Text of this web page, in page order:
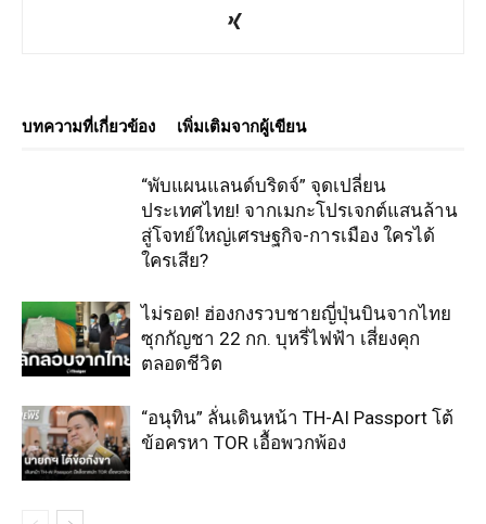
บทความที่เกี่ยวข้อง เพิ่มเติมจากผู้เขียน
“พับแผนแลนด์บริดจ์” จุดเปลี่ยน
ประเทศไทย! จากเมกะโปรเจกต์แสนล้าน
สู่โจทย์ใหญ่เศรษฐกิจ-การเมือง ใครได้
ใครเสีย?
ไม่รอด! ฮ่องกงรวบชายญี่ปุ่นบินจากไทย
ซุกกัญชา 22 กก. บุหรี่ไฟฟ้า เสี่ยงคุก
ตลอดชีวิต
“อนุทิน” ลั่นเดินหน้า TH-AI Passport โต้
ข้อครหา TOR เอื้อพวกพ้อง